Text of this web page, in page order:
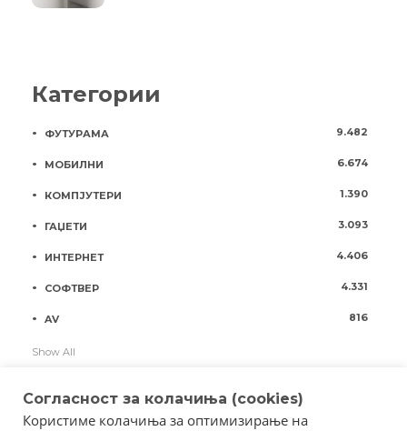
Категории
ФУТУРАМА 9.482
МОБИЛНИ 6.674
КОМПЈУТЕРИ 1.390
ГАЏЕТИ 3.093
ИНТЕРНЕТ 4.406
СОФТВЕР 4.331
AV 816
Show All
Согласност за колачиња (cookies)
Користиме колачиња за оптимизирање на